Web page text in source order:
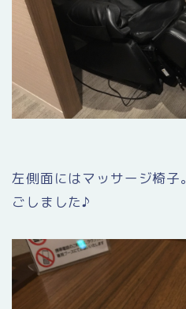
左側面にはマッサージ椅
ごしました♪